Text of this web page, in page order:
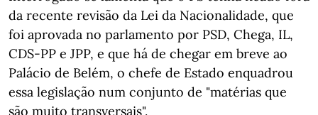
da recente revisão da Lei da Nacionalidade, que
foi aprovada no parlamento por PSD, Chega, IL,
CDS-PP e JPP, e que há de chegar em breve ao
Palácio de Belém, o chefe de Estado enquadrou
essa legislação num conjunto de "matérias que
são muito transversais".